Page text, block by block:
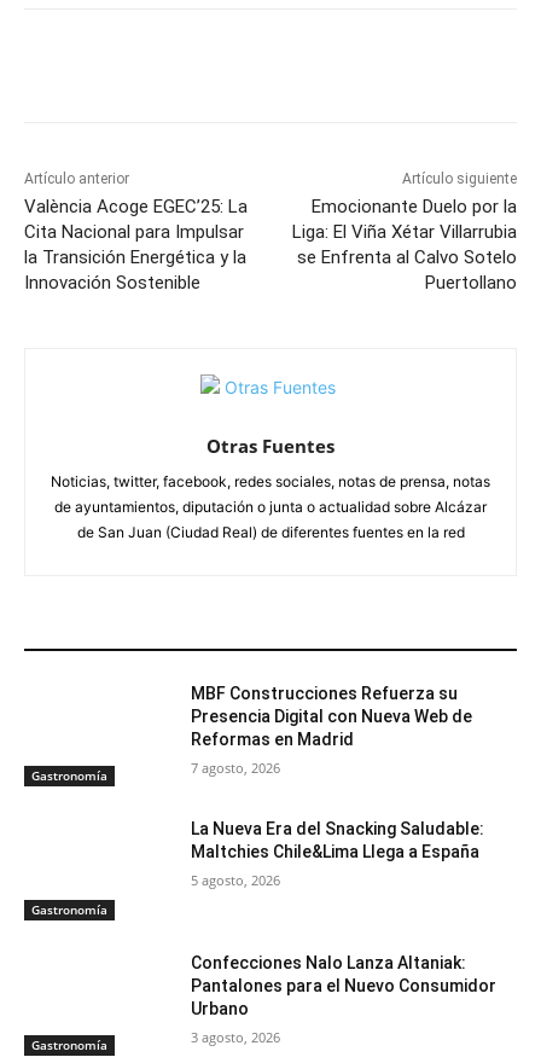
Artículo anterior
València Acoge EGEC’25: La
Cita Nacional para Impulsar
la Transición Energética y la
Innovación Sostenible
Artículo siguiente
Emocionante Duelo por la
Liga: El Viña Xétar Villarrubia
se Enfrenta al Calvo Sotelo
Puertollano
Otras Fuentes
Noticias, twitter, facebook, redes sociales, notas de prensa, notas
de ayuntamientos, diputación o junta o actualidad sobre Alcázar
de San Juan (Ciudad Real) de diferentes fuentes en la red
Gastronomía
MBF Construcciones Refuerza su
Presencia Digital con Nueva Web de
Reformas en Madrid
7 agosto, 2026
Gastronomía
La Nueva Era del Snacking Saludable:
Maltchies Chile&Lima Llega a España
5 agosto, 2026
Gastronomía
Confecciones Nalo Lanza Altaniak:
Pantalones para el Nuevo Consumidor
Urbano
3 agosto, 2026